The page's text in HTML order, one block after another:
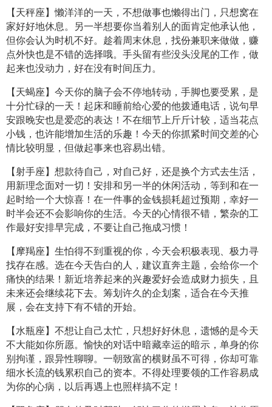
【天秤座】懒洋洋的一天，不想做事也懒得出门，只想窝在
家好好地休息。另一半想要你当着别人的面肯定他承认他，
但你会认为时机不好。趁着周末休息，找份兼职来做做，赚
点外快也是不错的选择哦。手头留有些没头没尾的工作，做
起来也没动力，好在没有时间压力。
【天蝎座】今天你的脑子会不停地转动，手脚也要受累，是
十分忙碌的一天！起床和睡前给心爱的他拨通电话，说句早
安跟晚安也是爱恋的表达！不在细节上斤斤计较，适当花点
小钱，也许能增加生活的乐趣！今天的你抓紧时间交差的心
情比较明显，但做起事来也容易出错。
【射手座】想款待自己，对自己好，还是换个方式去生活，
用新理念面对一切！安排和另一半的休闲活动，等到和在一
起时给一个大惊喜！在一件事的金钱损耗超过预期，幸好一
时半会还不会影响你的生活。今天的心情很不错，繁杂的工
作最好安排早完成，不要让自己拖成习惯！
【摩羯座】生怕得不到重视的你，今天会积极表现、极力寻
找存在感。选在今天告白的人，建议直奔主题，会给你一个
痛快的结果！新近培养起来的兴趣爱好会造成财力损失，且
未来还会继续花下去。筹划许久的企划案，适合在今天推
展，会在支持下有不错的开始。
【水瓶座】不想让自己太忙，只想好好休息，遗憾的是今天
不大能如你所愿。愉快的对话中暗藏幸运的暗示，单身的你
别拘谨，跟异性聊聊。一朝致富的横财虽不可得，你却可靠
细水长流的钱累积自己的资本。不得处理要领的工作容易成
为你的心病，以后再遇上也照样搞不定！